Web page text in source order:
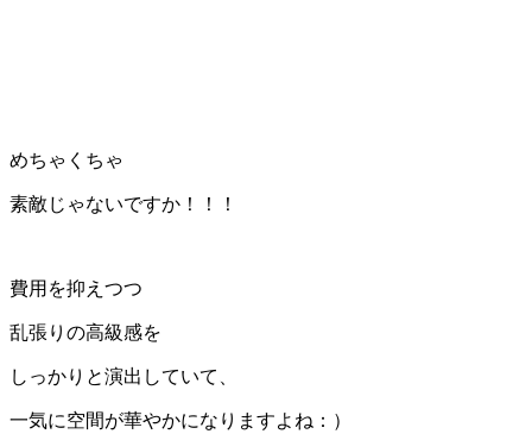
めちゃくちゃ
素敵じゃないですか！！！
費用を抑えつつ
乱張りの高級感を
しっかりと演出していて、
一気に空間が華やかになりますよね：）